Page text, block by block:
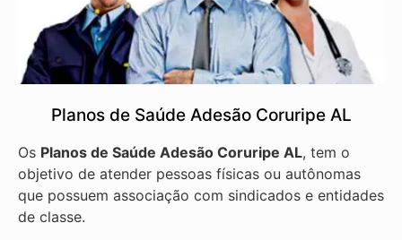
Planos de Saúde Adesão Coruripe AL
Os Planos de Saúde Adesão Coruripe AL, tem o
objetivo de atender pessoas físicas ou autônomas
que possuem associação com sindicados e entidades
de classe.